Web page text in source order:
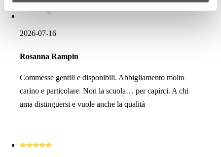
2026-07-16
Rosanna Rampin
Commesse gentili e disponibili. Abbigliamento molto
carino e particolare. Non la scuola… per capirci. A chi
ama distinguersi e vuole anche la qualità